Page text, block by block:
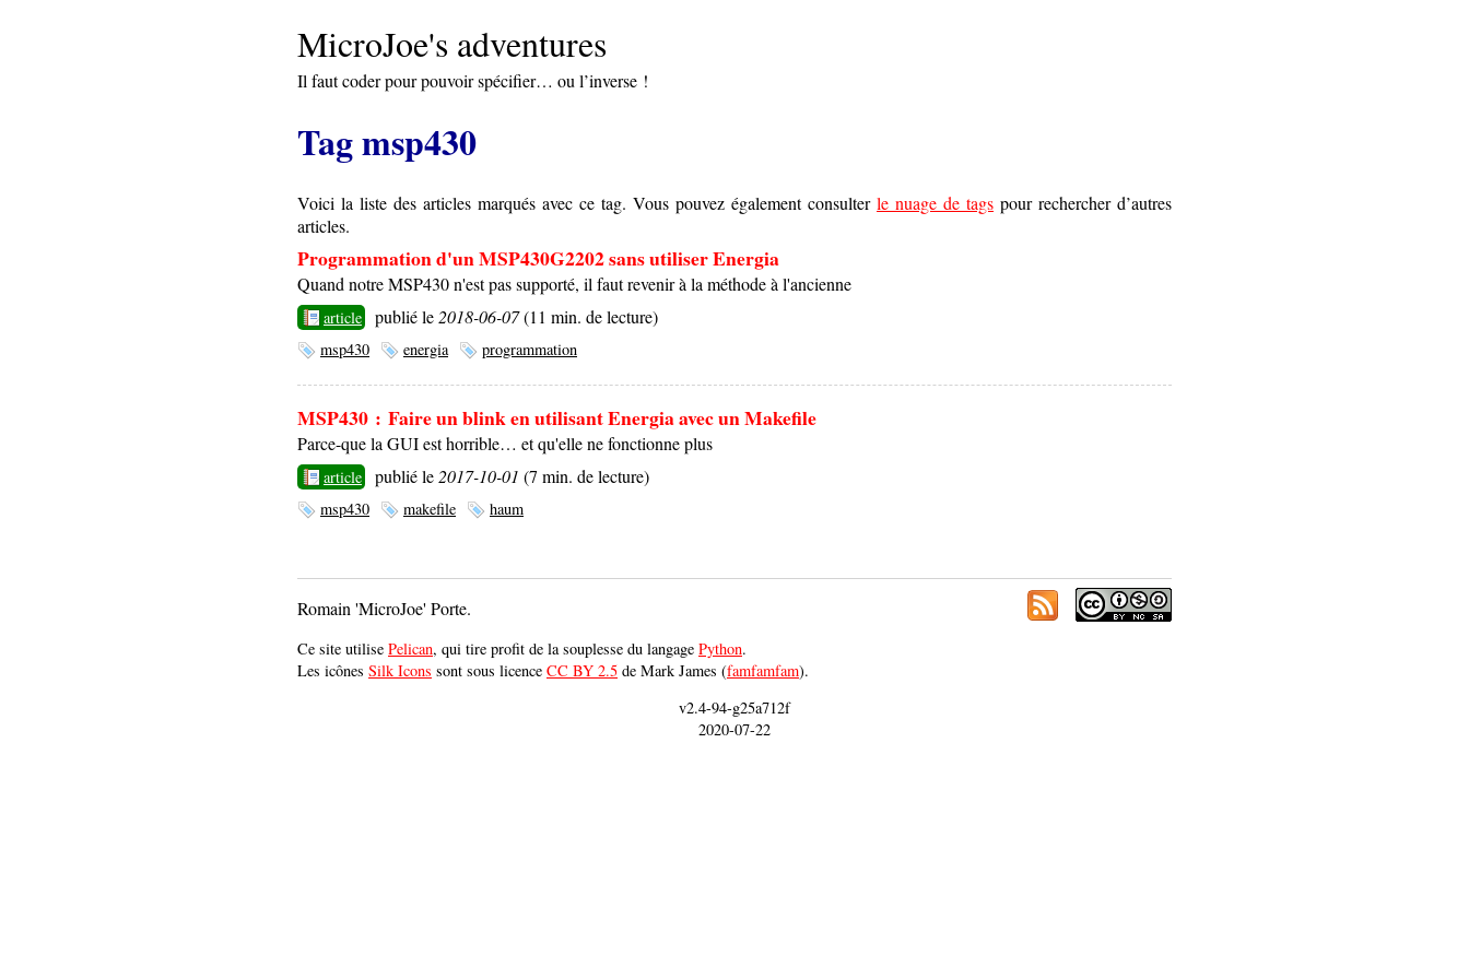
MicroJoe's adventures
Il faut coder pour pouvoir spécifier… ou l’inverse !
Tag msp430
Voici la liste des articles marqués avec ce tag. Vous pouvez également consulter le nuage de tags pour rechercher d’autres
articles.
Programmation d'un MSP430G2202 sans utiliser Energia
Quand notre MSP430 n'est pas supporté, il faut revenir à la méthode à l'ancienne
article publié le2018-06-07(11 min. de lecture)
msp430 energia programmation
MSP430 : Faire un blink en utilisant Energia avec un Makefile
Parce-que la GUI est horrible… et qu'elle ne fonctionne plus
article publié le 2017-10-01 (7 min. de lecture)
msp430 makefile haum
Romain 'MicroJoe' Porte.
Ce site utilise Pelican, qui tire profit de la souplesse du langage Python.
Les icônes Silk Icons sont sous licence CC BY 2.5 de Mark James (famfamfam).
v2.4-94-g25a712f
2020-07-22